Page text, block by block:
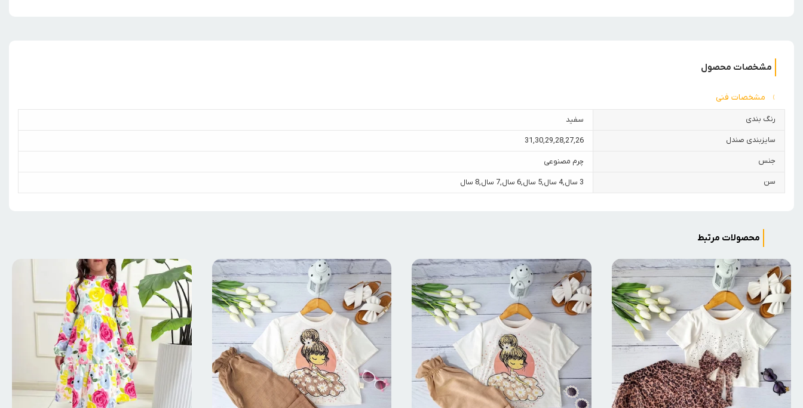
مشخصات محصول
مشخصات فنی
رنگ بندی سفید
سایزبندی صندل 26
,
27
,
28
,
29
,
30
,
31
جنس چرم مصنوعی
سن 3 سال ,4 سال ,5 سال ,6 سال ,7 سال ,8 سال
محصولات مرتبط